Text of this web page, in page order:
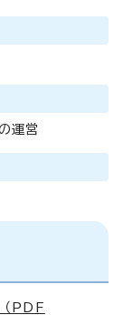
運営
（PDF